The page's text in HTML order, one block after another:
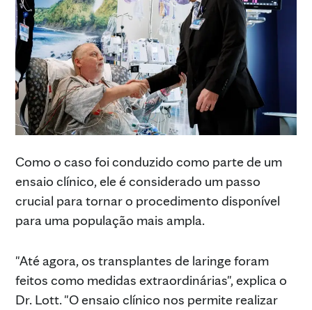
Como o caso foi conduzido como parte de um
ensaio clínico, ele é considerado um passo
crucial para tornar o procedimento disponível
para uma população mais ampla.
"Até agora, os transplantes de laringe foram
feitos como medidas extraordinárias", explica o
Dr. Lott. "O ensaio clínico nos permite realizar